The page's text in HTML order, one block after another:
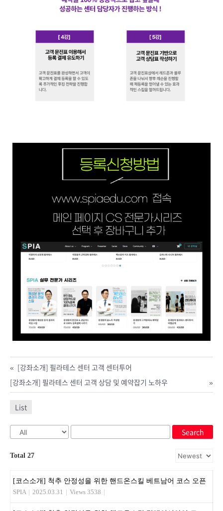
« [강좌소개] 필라테스 센터 고객 센터투어
[강좌소개] 필라테스 센터 고객 상담 및 예약잡기 노하우
»
List
Search
Total 27
[코스소개] 척추 안정성을 위한 핸드온스킬 베트남어 코스 오픈
SPIA | 2025.03.31 | Views 3538 |